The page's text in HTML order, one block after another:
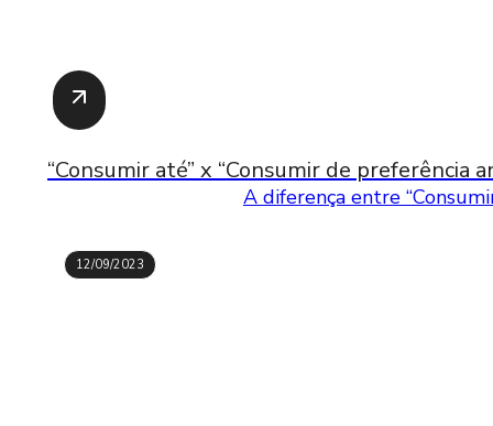
“Consumir até” x “Consumir de preferência
A diferença entre
12/09/2023